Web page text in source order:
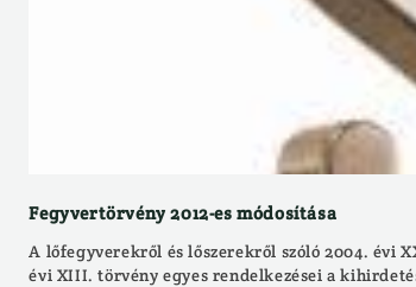
Fegyvertörvény 2012-es módosítása
A lőfegyverekről és lőszerekről szóló 2004. évi
évi XIII. törvény egyes rendelkezései a